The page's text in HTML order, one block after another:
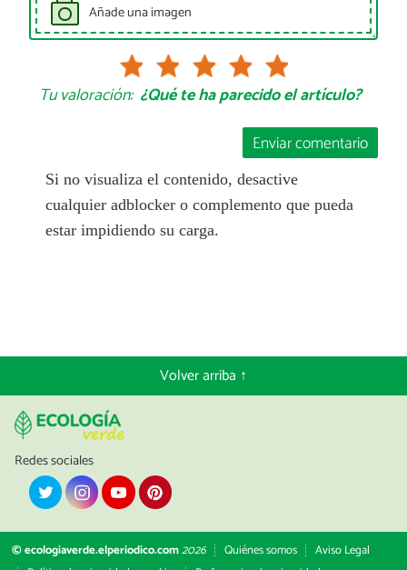
Añade una imagen
Tu valoración: ¿Qué te ha parecido el artículo?
Enviar comentario
Si no visualiza el contenido, desactive
cualquier adblocker o complemento que pueda
estar impidiendo su carga.
Volver arriba ↑
Redes sociales
© ecologiaverde.elperiodico.com2026 Quiénes somos
Aviso Legal